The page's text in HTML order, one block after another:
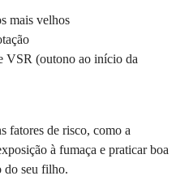
mais velhos
VSR (outono ao início da
fatores de risco, como a
à fumaça e praticar boa
do seu filho.